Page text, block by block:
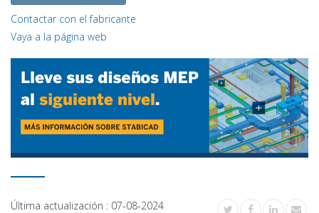
Contactar con el fabricante
Vaya a la página web
Última actualización : 07-08-2024